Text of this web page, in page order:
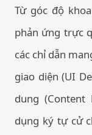
Từ góc độ
phản ứng trực
các chỉ dẫn
giao diện (UI
dung
dụng ký tự cử